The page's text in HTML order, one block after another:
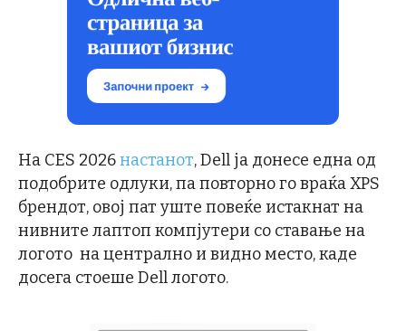
На CES 2026настанот, Dell ја донесе една од
подобрите одлуки, па повторно го враќа XPS
брендот, овој пат уште повеќе истакнат на
нивните лаптоп компјутери со ставање на
логото на централно и видно место, каде
досега стоеше Dell логото.